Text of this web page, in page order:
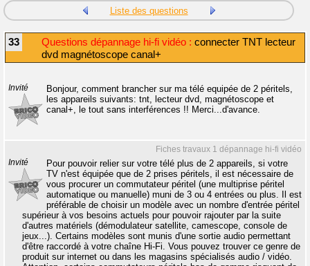
Liste des questions
33 Questions dépannage hi-fi vidéo : connecter TNT lecteur
dvd magnétoscope canal+
Invité
Bonjour, comment brancher sur ma télé equipée de 2 péritels,
les appareils suivants: tnt, lecteur dvd, magnétoscope et
canal+, le tout sans interférences !! Merci...d'avance.
Fiches travaux 1 dépannage hi-fi vidéo
Invité
Pour pouvoir relier sur votre télé plus de 2 appareils, si votre
TV n'est équipée que de 2 prises péritels, il est nécessaire de
vous procurer un commutateur péritel (une multiprise péritel
automatique ou manuelle) muni de 3 ou 4 entrées ou plus. Il est
préférable de choisir un modèle avec un nombre d'entrée péritel
supérieur à vos besoins actuels pour pouvoir rajouter par la suite
d'autres matériels (démodulateur satellite, camescope, console de
jeux...). Certains modèles sont munis d'une sortie audio permettant
d'être raccordé à votre chaîne Hi-Fi. Vous pouvez trouver ce genre de
produit sur internet ou dans les magasins spécialisés audio / vidéo.